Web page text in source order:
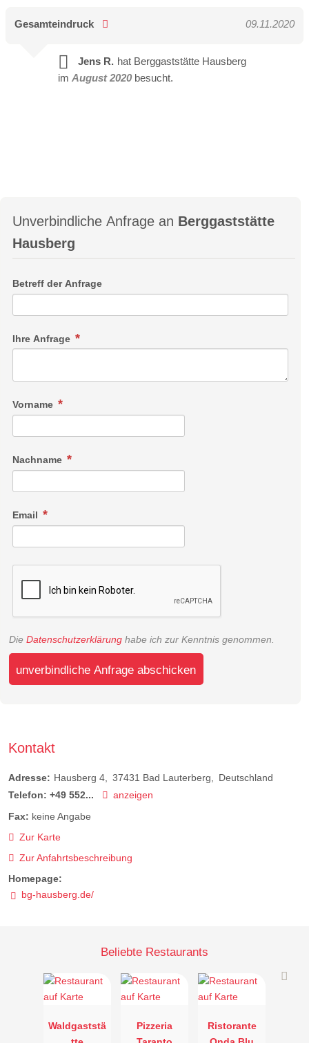
Gesamteindruck 09.11.2020
Jens R. hat Berggaststätte Hausberg
im August 2020 besucht.
Unverbindliche Anfrage an Berggaststätte
Hausberg
Betreff der Anfrage
Ihre Anfrage
Vorname
Nachname
Email
Die Datenschutzerklärung habe ich zur Kenntnis genommen.
unverbindliche Anfrage abschicken
Kontakt
Adresse: Hausberg 4 37431 Bad Lauterberg
Deutschland
Telefon: +49 552...
anzeigen
Fax: keine Angabe
Zur Karte
Zur Anfahrtsbeschreibung
Homepage:
bg-hausberg.de/
Beliebte Restaurants
Waldgaststä
Pizzeria
Ristorante